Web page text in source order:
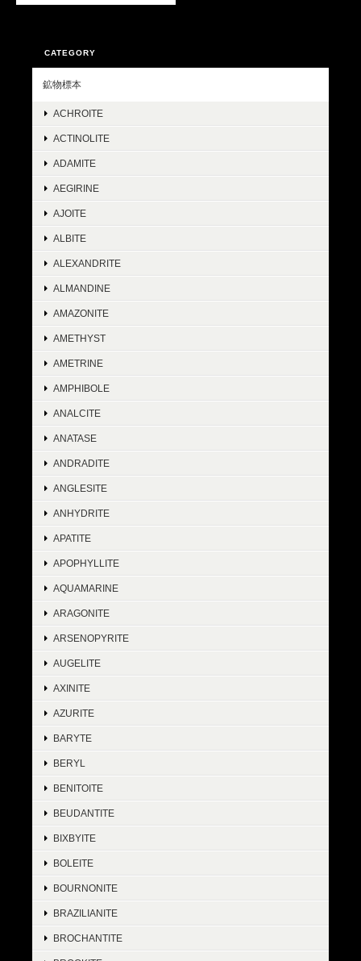
CATEGORY
鉱物標本
ACHROITE
ACTINOLITE
ADAMITE
AEGIRINE
AJOITE
ALBITE
ALEXANDRITE
ALMANDINE
AMAZONITE
AMETHYST
AMETRINE
AMPHIBOLE
ANALCITE
ANATASE
ANDRADITE
ANGLESITE
ANHYDRITE
APATITE
APOPHYLLITE
AQUAMARINE
ARAGONITE
ARSENOPYRITE
AUGELITE
AXINITE
AZURITE
BARYTE
BERYL
BENITOITE
BEUDANTITE
BIXBYITE
BOLEITE
BOURNONITE
BRAZILIANITE
BROCHANTITE